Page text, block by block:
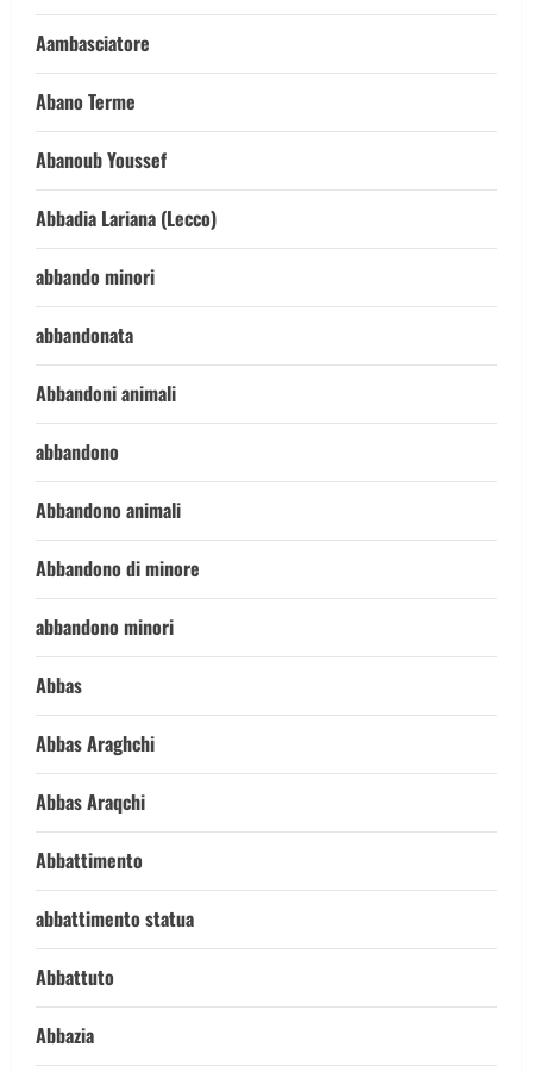
Aambasciatore
Abano Terme
Abanoub Youssef
Abbadia Lariana (Lecco)
abbando minori
abbandonata
Abbandoni animali
abbandono
Abbandono animali
Abbandono di minore
abbandono minori
Abbas
Abbas Araghchi
Abbas Araqchi
Abbattimento
abbattimento statua
Abbattuto
Abbazia